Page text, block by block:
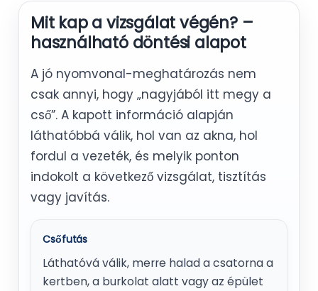
Mit kap a vizsgálat végén? –
használható döntési alapot
A jó nyomvonal-meghatározás nem
csak annyi, hogy „nagyjából itt megy a
cső”. A kapott információ alapján
láthatóbbá válik, hol van az akna, hol
fordul a vezeték, és melyik ponton
indokolt a következő vizsgálat, tisztítás
vagy javítás.
Csőfutás
Láthatóvá válik, merre halad a csatorna a
kertben, a burkolat alatt vagy az épület